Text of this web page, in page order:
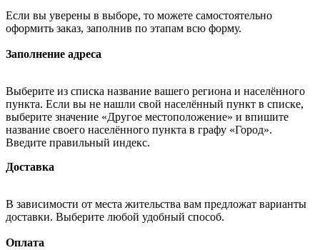
Если вы уверены в выборе, то можете самостоятельно
оформить заказ, заполнив по этапам всю форму.
Заполнение адреса
Выберите из списка название вашего региона и населённого
пункта. Если вы не нашли свой населённый пункт в списке,
выберите значение «Другое местоположение» и впишите
название своего населённого пункта в графу «Город».
Введите правильный индекс.
Доставка
В зависимости от места жительства вам предложат варианты
доставки. Выберите любой удобный способ.
Оплата